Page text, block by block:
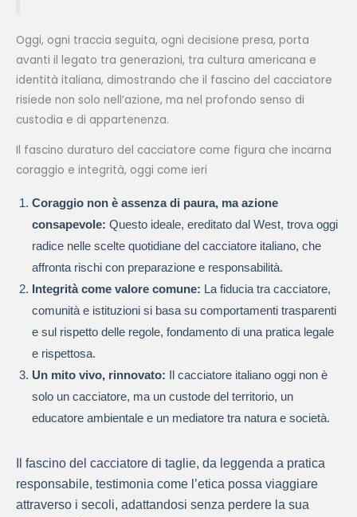
Oggi, ogni traccia seguita, ogni decisione presa, porta
avanti il legato tra generazioni, tra cultura americana e
identità italiana, dimostrando che il fascino del cacciatore
risiede non solo nell’azione, ma nel profondo senso di
custodia e di appartenenza.
Il fascino duraturo del cacciatore come figura che incarna
coraggio e integrità, oggi come ieri
Coraggio non è assenza di paura, ma azione
consapevole: Questo ideale, ereditato dal West, trova oggi
radice nelle scelte quotidiane del cacciatore italiano, che
affronta rischi con preparazione e responsabilità.
Integrità come valore comune: La fiducia tra cacciatore,
comunità e istituzioni si basa su comportamenti trasparenti
e sul rispetto delle regole, fondamento di una pratica legale
e rispettosa.
Un mito vivo, rinnovato: Il cacciatore italiano oggi non è
solo un cacciatore, ma un custode del territorio, un
educatore ambientale e un mediatore tra natura e società.
Il fascino del cacciatore di taglie, da leggenda a pratica
responsabile, testimonia come l’etica possa viaggiare
attraverso i secoli, adattandosi senza perdere la sua